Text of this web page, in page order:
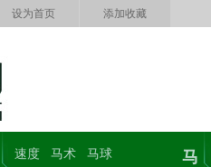
设为首页 添加收藏
速度 马术
马球
马